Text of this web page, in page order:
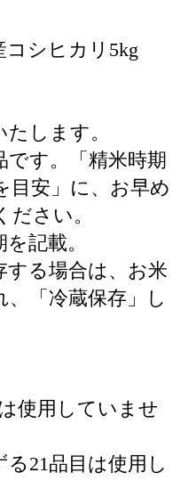
コシヒカリ5kg
します。
す。「精米時期
目安」に、お早め
さい。
記載。
る場合は、お米
「冷蔵保存」し
使用していませ
21品目は使用し